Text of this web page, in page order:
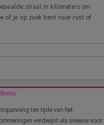
straal in kilometers om
of je op zoek bent naar rust of
ten tijde van het
verdwijnt als sneeuw voor